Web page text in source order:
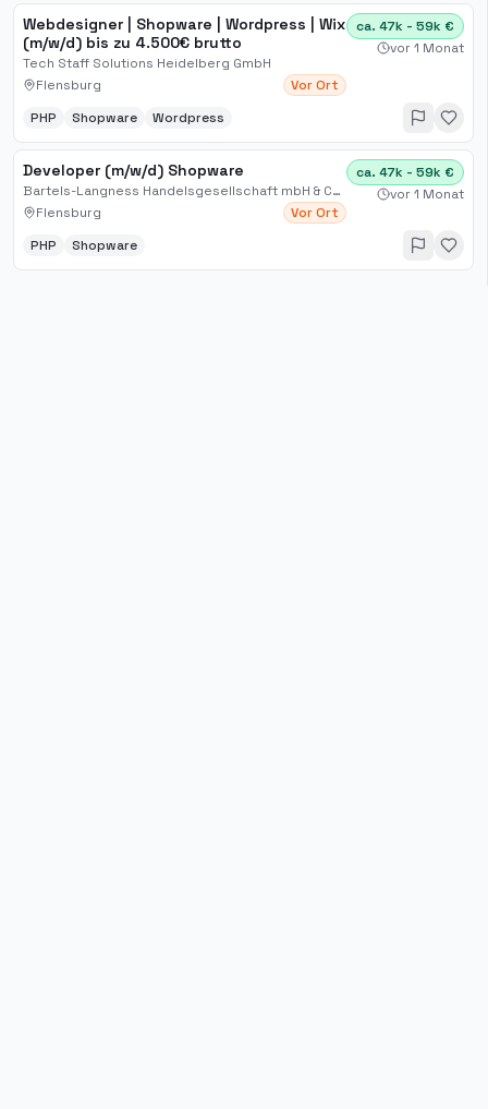
Webdesigner | Shopware | Wordpress | Wix
(m/w/d) bis zu 4.500€ brutto
Tech Staff Solutions Heidelberg GmbH
Flensburg
Vor Ort
ca. 47k - 59k €
vor 1 Monat
PHP Shopware Wordpress
Developer (m/w/d) Shopware
Bartels-Langness Handelsgesellschaft mbH & Co. KG
Flensburg
Vor Ort
ca. 47k - 59k €
vor 1 Monat
PHP Shopware